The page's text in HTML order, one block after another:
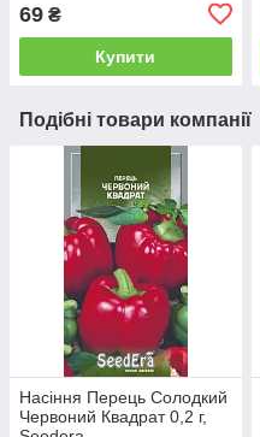
69 ₴
Купити
Подібні товари компанії
Насіння Перець Солодкий
Червоний Квадрат 0,2 г,